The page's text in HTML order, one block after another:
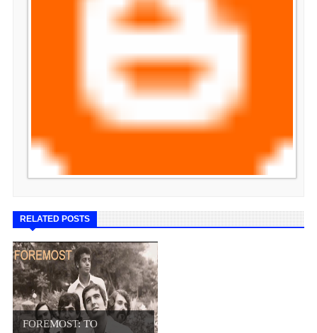
RELATED POSTS
FOREMOST: ΤΟ